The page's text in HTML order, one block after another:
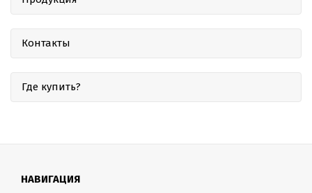
Контакты
Где купить?
НАВИГАЦИЯ